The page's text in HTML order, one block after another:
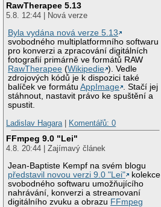
RawTherapee 5.13
5.8. 12:44 | Nová verze
Byla vydána nová verze 5.13
svobodného multiplatformního softwaru
pro konverzi a zpracování digitálních
fotografií primárně ve formátů RAW
RawTherapee (Wikipedie ). Vedle
zdrojových kódů je k dispozici také
balíček ve formátuAppImage . Stačí jej
stáhnout, nastavit právo ke spuštění a
spustit.
Ladislav Hagara
Komentářů: 0
FFmpeg 9.0 "Lei"
4.8. 20:44 | Zajímavý článek
Jean-Baptiste Kempf na svém blogu
představil novou verzi 9.0 "Lei"
kolekce
svobodného softwaru umožňujícího
nahrávání, konverzi a streamovaní
digitálního zvuku a obrazu FFmpeg